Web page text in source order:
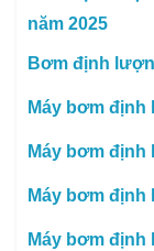
năm 2025
Bơm định
Máy bơm định
Máy bơm định
Máy bơm định
Máy bơm